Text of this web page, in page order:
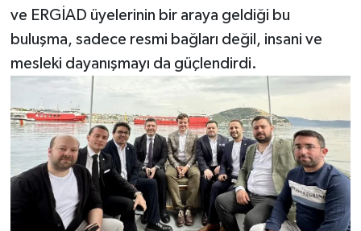
ve ERGİAD üyelerinin bir araya geldiği bu
buluşma, sadece resmi bağları değil, insani ve
mesleki dayanışmayı da güçlendirdi.